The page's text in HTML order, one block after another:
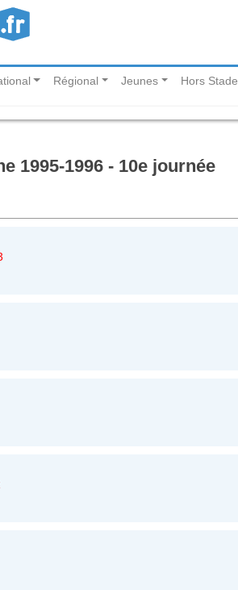
Régional Jeunes Hors Stade
1995-1996 - 10e journée